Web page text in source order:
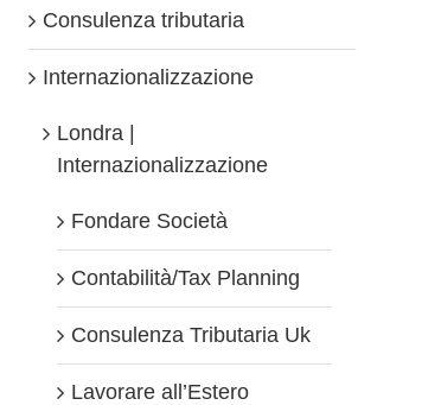
Consulenza tributaria
Internazionalizzazione
Londra |
Internazionalizzazione
Fondare Società
Contabilità/Tax Planning
Consulenza Tributaria Uk
Lavorare all’Estero